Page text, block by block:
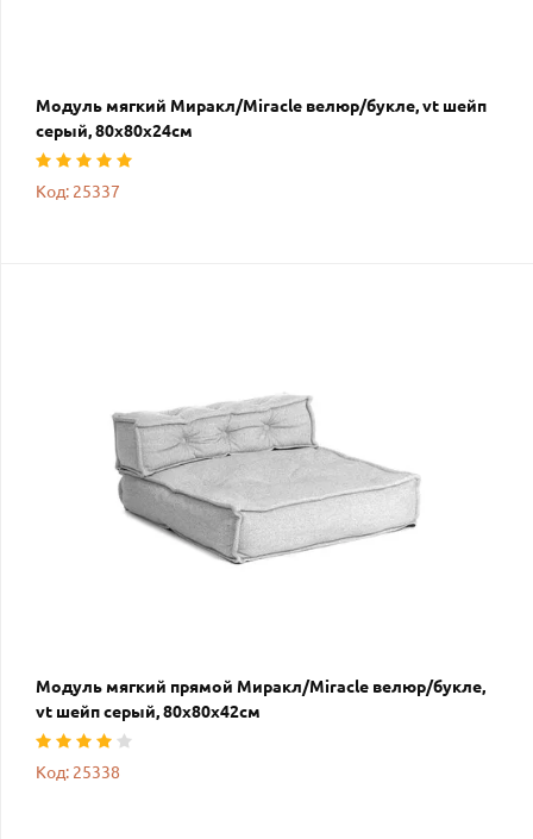
Модуль мягкий Миракл/Miracle велюр/букле, vt шейп
серый, 80х80х24см
Код: 25337
Модуль мягкий прямой Миракл/Miracle велюр/букле,
vt шейп серый, 80х80х42см
Код: 25338